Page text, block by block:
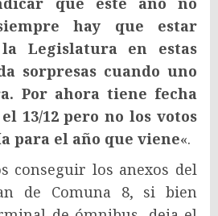
hay que estar
Legislatura en estas
sorpresas cuando uno
Por ahora tiene fecha
13/12 pero no los votos
para el año que viene«.
conseguir los anexos del
de Comuna 8, si bien